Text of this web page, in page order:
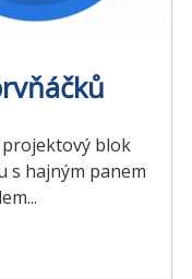
projektový blok
s hajným panem